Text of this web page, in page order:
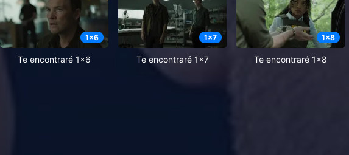
1x6
Te encontraré 1x6
1x7
Te encontraré 1x7
1x8
Te encontraré 1x8